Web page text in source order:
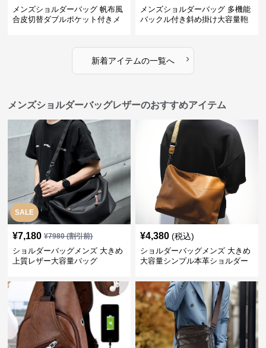
メンズショルダーバッグ 帆布風
合皮切替ダブルポケット付きメ
メンズショルダーバッグ 多機能
バックル付き斜め掛け大容量鞄
新着アイテムの一覧へ ›
メンズショルダーバッグレザーのおすすめアイテム
SALE
¥7,180 ¥7980(割引前)
ショルダーバッグメンズ 大きめ
上質レザー大容量バッグ
¥4,380 (税込)
ショルダーバッグメンズ 大きめ
大容量シンプル本革ショルダー